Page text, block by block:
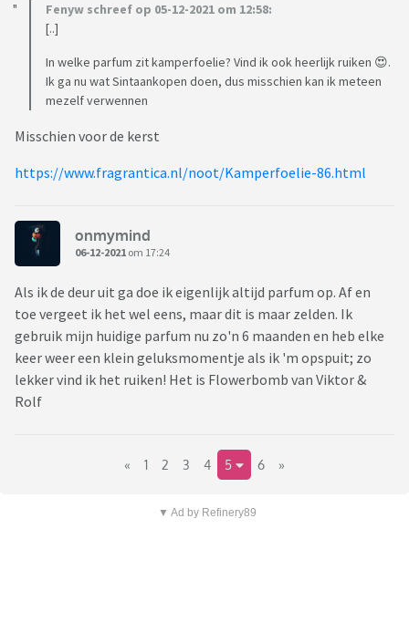
Fenyw schreef op 05-12-2021 om 12:58:
[..]
In welke parfum zit kamperfoelie? Vind ik ook heerlijk ruiken 😍.
Ik ga nu wat Sintaankopen doen, dus misschien kan ik meteen
mezelf verwennen
Misschien voor de kerst
https://www.fragrantica.nl/noot/Kamperfoelie-86.html
onmymind
06-12-2021 om 17:24
Als ik de deur uit ga doe ik eigenlijk altijd parfum op. Af en
toe vergeet ik het wel eens, maar dit is maar zelden. Ik
gebruik mijn huidige parfum nu zo'n 6 maanden en heb elke
keer weer een klein geluksmomentje als ik 'm opspuit; zo
lekker vind ik het ruiken! Het is Flowerbomb van Viktor &
Rolf
« 1 2 3 4 5 6 »
▼ Ad by Refinery89